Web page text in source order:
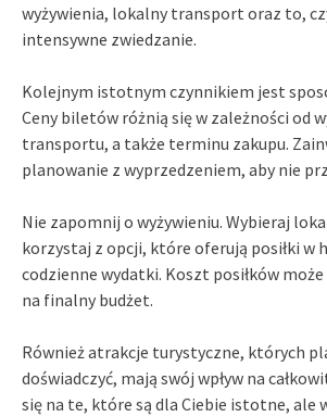
wyżywienia, lokalny transport oraz to,
intensywne zwiedzanie.
Kolejnym istotnym czynnikiem jest
Ceny biletów różnią się w zależności od
transportu, a także terminu zakupu.
planowanie z wyprzedzeniem, aby nie
Nie zapomnij o wyżywieniu. Wybieraj
korzystaj z opcji, które oferują posiłki w
codzienne wydatki. Koszt posiłków może
na finalny budżet.
Również atrakcje turystyczne, których
doświadczyć, mają swój wpływ na
się na te, które są dla Ciebie istotne, ale